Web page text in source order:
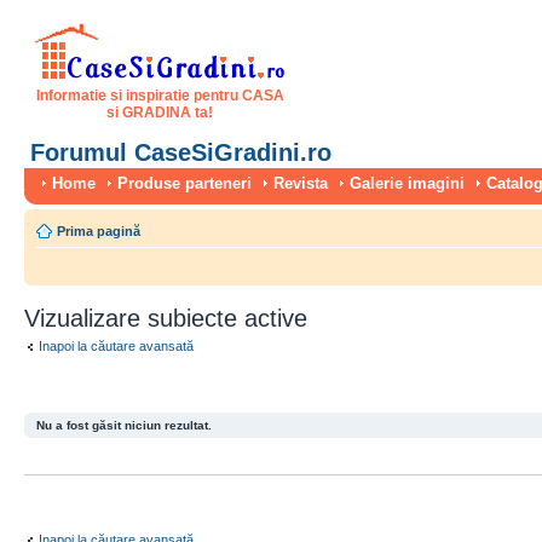
Informatie si inspiratie pentru CASA
si GRADINA ta!
Forumul CaseSiGradini.ro
Home Produse parteneri Revista Galerie imagini
Prima pagină
Vizualizare subiecte active
Inapoi la căutare avansată
Nu a fost găsit niciun rezultat.